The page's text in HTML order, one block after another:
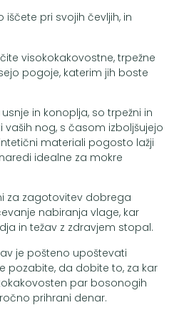
iščete pri svojih čevljih, in
visokokakovostne, trpežne
pogoje, katerim jih boste
in konoplja, so trpežni in
nog, s časom izboljšujejo
materiali pogosto lažji
idealne za mokre
za zagotovitev dobrega
nabiranja vlage, kar
in težav z zdravjem stopal.
je pošteno upoštevati
pozabite, da dobite to, za kar
par bosonogih
prihrani denar.